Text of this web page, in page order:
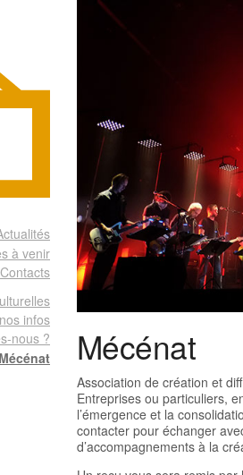
à venir
Contacts
infos
nous ?
Mécénat
Mécénat
Association de création et
Entreprises ou particuliers,
l’émergence et la
contacter pour échanger
d’accompagnements à la